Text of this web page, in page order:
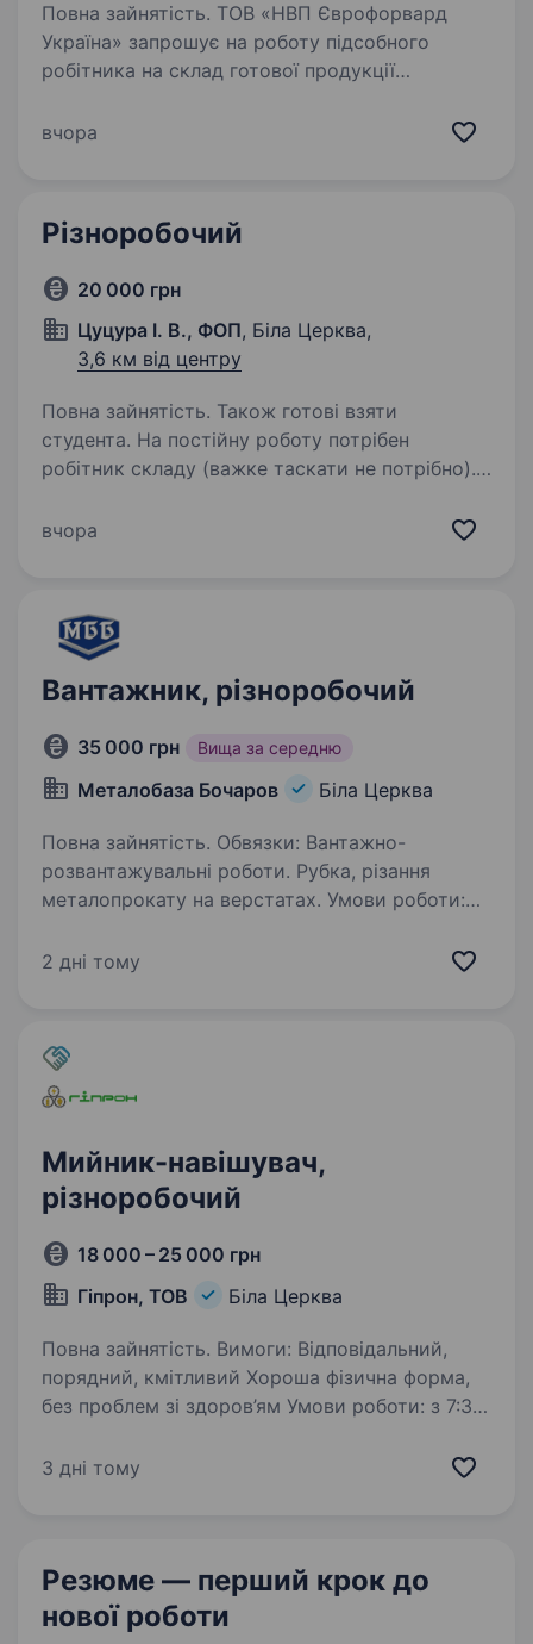
Повна зайнятість. ТОВ «НВП Єврофорвард
Україна» запрошує на роботу підсобного
робітника на склад готової продукції
операції з обробки металевих деталей
вчора
Різноробочий
20 000 грн
Цуцура І. В., ФОП, Біла Церква,
3,6 км від центру
Повна зайнятість. Також готові взяти
студента. На постійну роботу потрібен
робітник складу (важке таскати не потрібно).
та пакуванні товару. Робота для чоловіків
вчора
Вантажник, різноробочий
35 000 грн Вища за середню
Металобаза Бочаров Біла Церква
Повна зайнятість. Обвязки: Вантажно-
розвантажувальні роботи. Рубка, різання
металопрокату на верстатах. Умови роботи:
з графіком виходів.
2 дні тому
Мийник-навішувач,
різноробочий
18 000 – 25 000 грн
Гіпрон, ТОВ
Біла Церква
Повна зайнятість. Вимоги: Відповідальний,
порядний, кмітливий Хороша фізична форма,
без проблем зі здоров’ям Умови роботи: з 7:30
працевлаштування. Обов’язки: знежирення
3 дні тому
Резюме — перший крок до
нової роботи